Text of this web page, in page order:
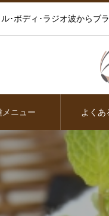
･ボディ･ラジオ波からブ
メニュー よくあ